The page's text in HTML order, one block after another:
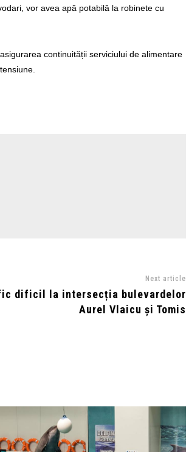
vor avea apă potabilă la robinete cu
continuității serviciului de alimentare
Next article
dificil la intersecția bulevardelor
Aurel Vlaicu și Tomis